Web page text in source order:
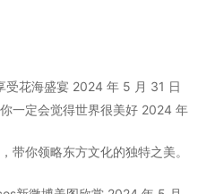
受花海盛宴 2024 年 5 月 31 日
一定会觉得世界很美好 2024 年
带你领略东方文化的独特之美。